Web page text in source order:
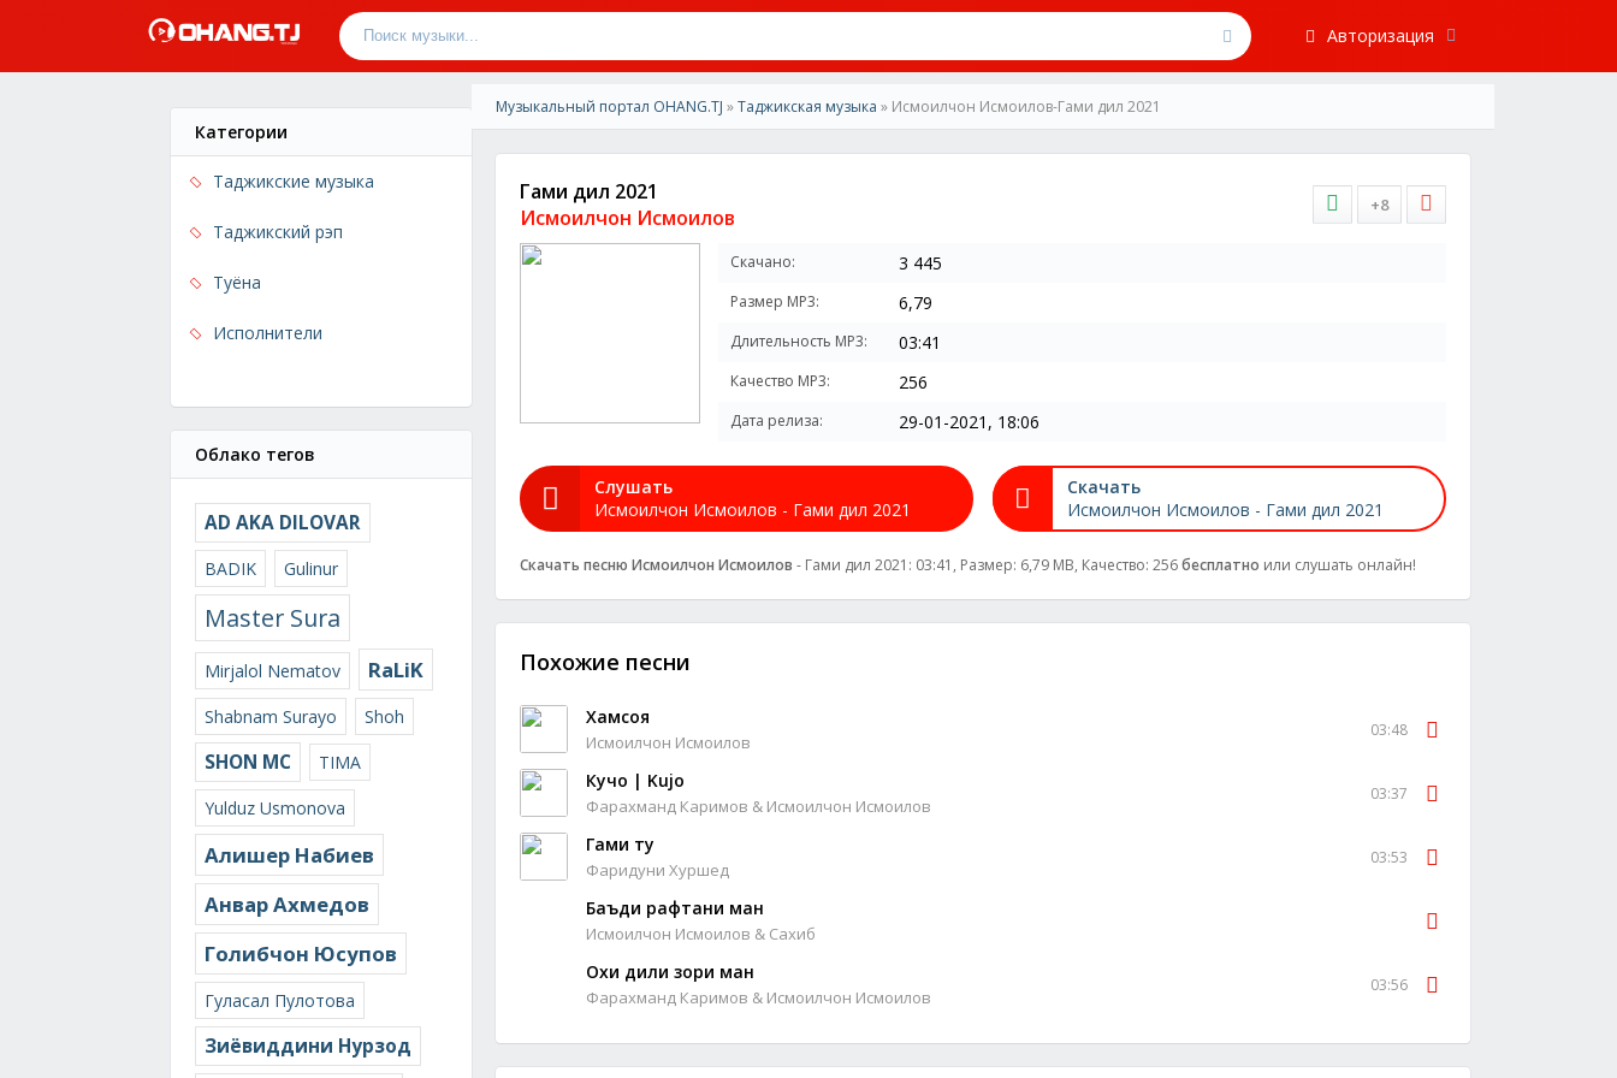
Авторизация
Категории
Таджикские музыка
Таджикский рэп
Туёна
Исполнители
Облако тегов
AD AKA DILOVAR
BADIK Gulinur
Master Sura
Mirjalol Nematov RaLiK
Shabnam Surayo Shoh
SHON MC
TIMA
Yulduz Usmonova
Алишер Набиев
Анвар Ахмедов
Голибчон Юсупов
Гуласал Пулотова
Зиёвиддини Нурзод
Музыкальный портал OHANG.TJ »Таджикская музыка » Исмоилчон Исмоилов-Гами дил 2021
Гами дил 2021
Исмоилчон Исмоилов
+8
Скачано: 3 445
Размер MP3: 6,79
Длительность MP3: 03:41
Качество MP3: 256
Дата релиза: 29-01-2021, 18:06
Слушать
Исмоилчон Исмоилов - Гами дил 2021
Скачать
Исмоилчон Исмоилов - Гами дил 2021
Скачать песню Исмоилчон Исмоилов - Гами дил 2021: 03:41, Размер: 6,79 MB, Качество: 256бесплатно или слушать онлайн!
Похожие песни
Хамсоя
Исмоилчон Исмоилов
03:48
Кучо | Kujo
Фарахманд Каримов & Исмоилчон Исмоилов
03:37
Гами ту
Фаридуни Хуршед
03:53
Баъди рафтани ман
Исмоилчон Исмоилов & Сахиб
Охи дили зори ман
Фарахманд Каримов & Исмоилчон Исмоилов
03:56